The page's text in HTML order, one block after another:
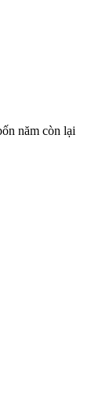
năm còn lại